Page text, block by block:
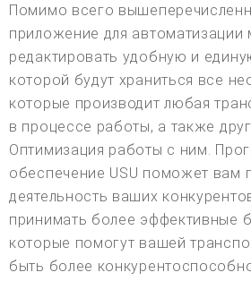
Помимо всего
приложение для автоматизации
редактировать удобную и
которой будут храниться все
которые производит любая
в процессе работы, а также
Оптимизация работы с ним.
обеспечение USU поможет вам
деятельность ваших
принимать более эффективные
которые помогут вашей
быть более